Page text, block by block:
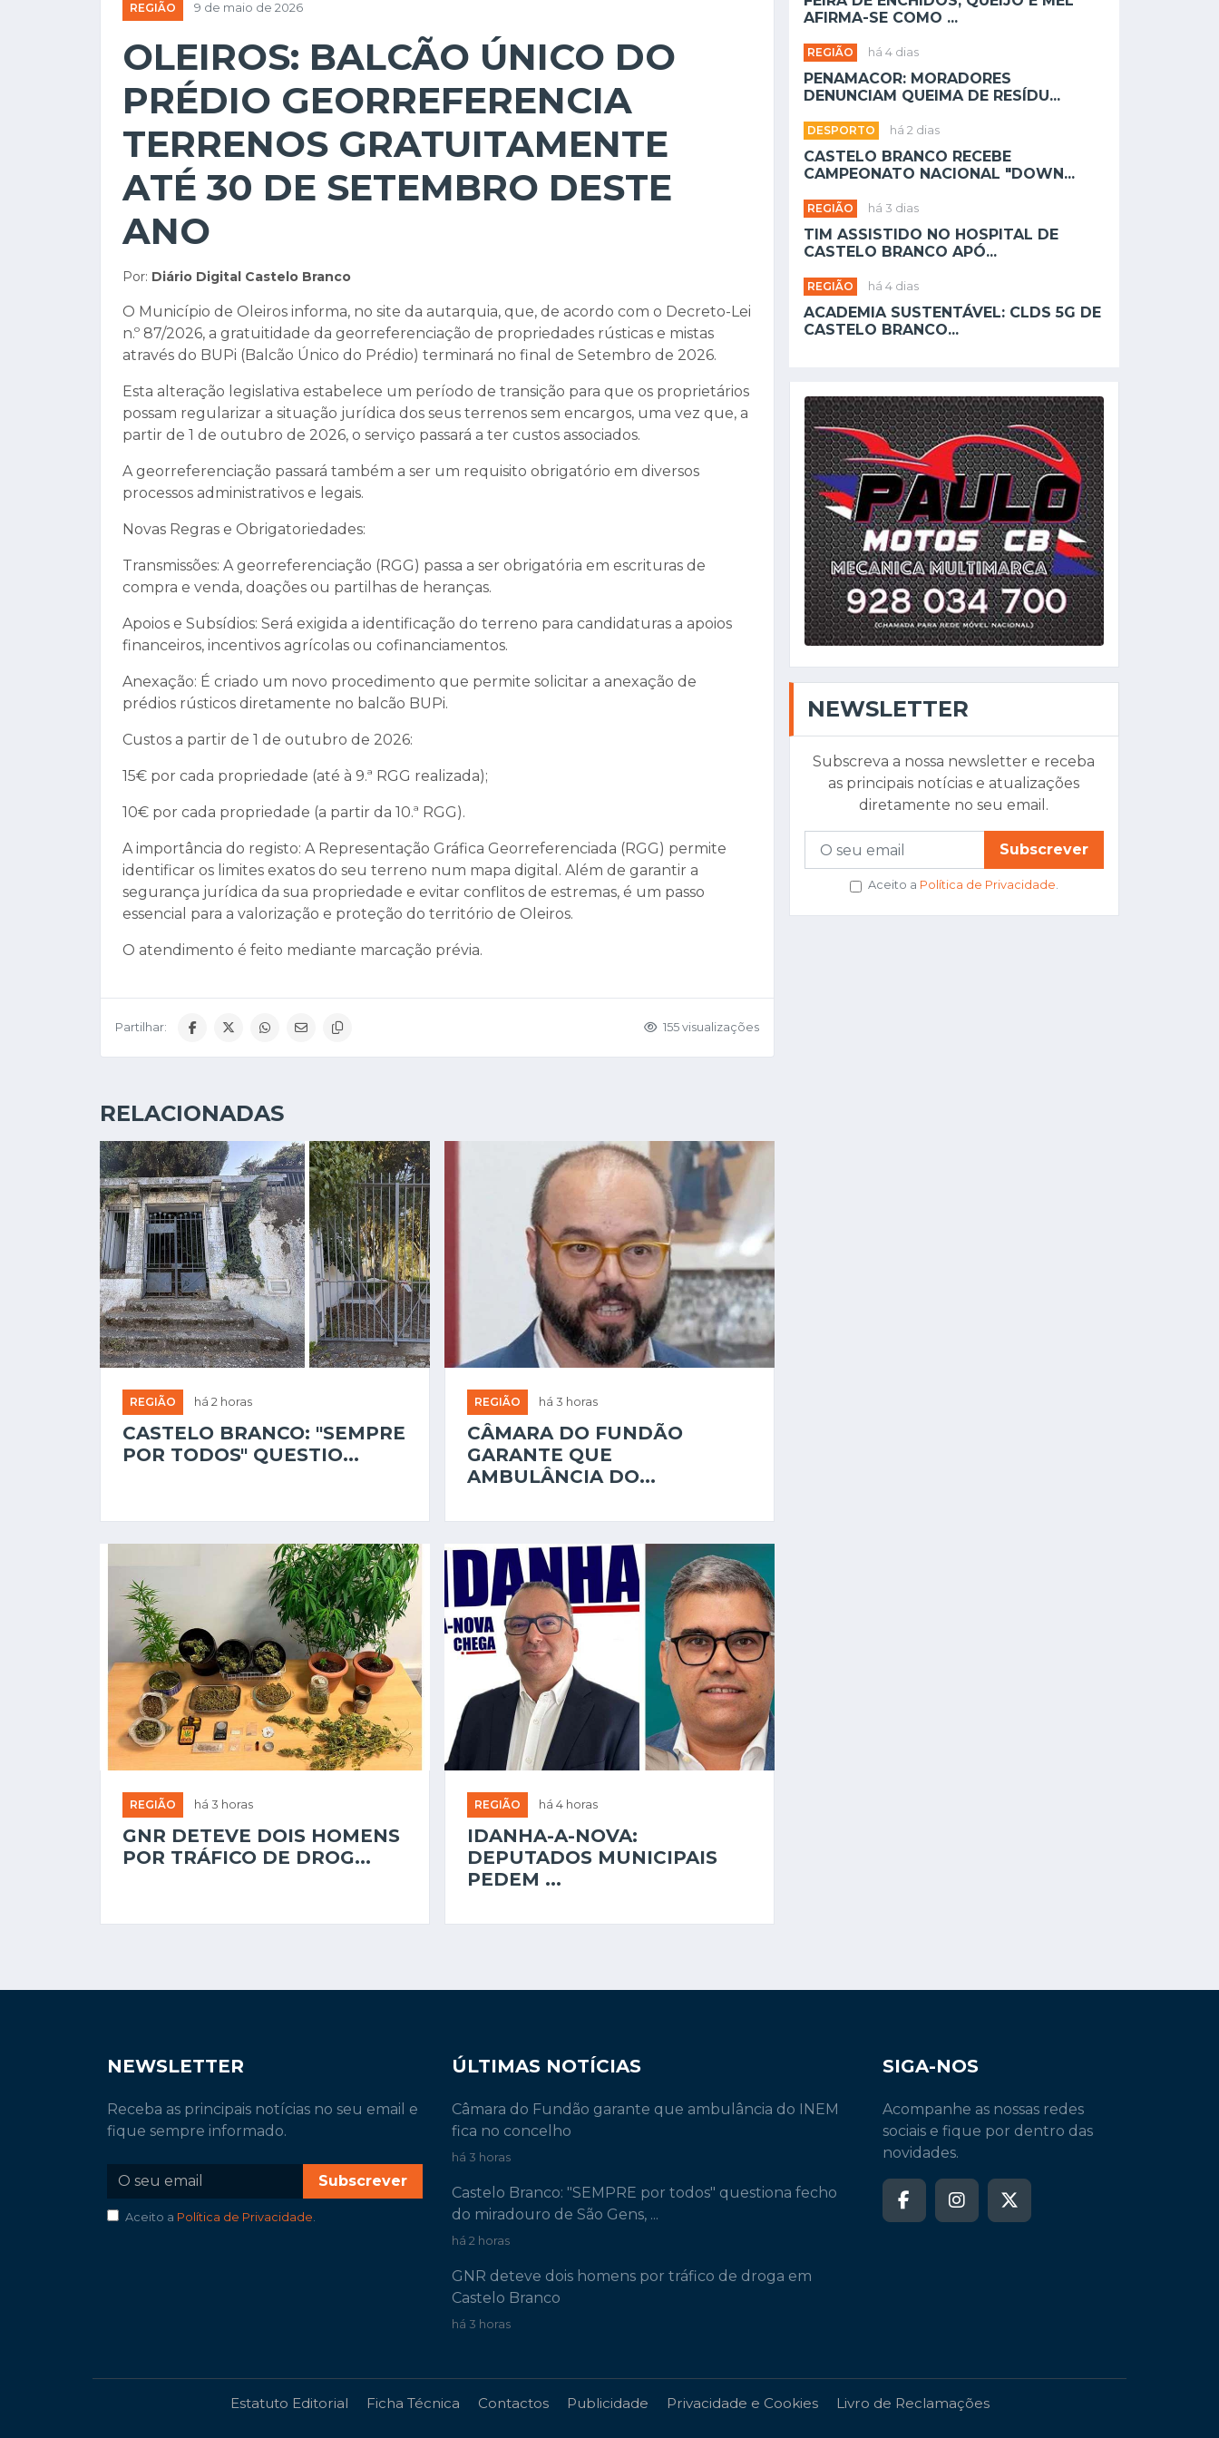
REGIÃO 9 de maio de 2026
OLEIROS: BALCÃO ÚNICO DO
PRÉDIO GEORREFERENCIA
TERRENOS GRATUITAMENTE
ATÉ 30 DE SETEMBRO DESTE
ANO
Por: Diário Digital Castelo Branco
O Município de Oleiros informa, no site da autarquia, que, de acordo com o Decreto-Lei
n.º 87/2026, a gratuitidade da georreferenciação de propriedades rústicas e mistas
através do BUPi (Balcão Único do Prédio) terminará no final de Setembro de 2026.
Esta alteração legislativa estabelece um período de transição para que os proprietários
possam regularizar a situação jurídica dos seus terrenos sem encargos, uma vez que, a
partir de 1 de outubro de 2026, o serviço passará a ter custos associados.
A georreferenciação passará também a ser um requisito obrigatório em diversos
processos administrativos e legais.
Novas Regras e Obrigatoriedades:
Transmissões: A georreferenciação (RGG) passa a ser obrigatória em escrituras de
compra e venda, doações ou partilhas de heranças.
Apoios e Subsídios: Será exigida a identificação do terreno para candidaturas a apoios
financeiros, incentivos agrícolas ou cofinanciamentos.
Anexação: É criado um novo procedimento que permite solicitar a anexação de
prédios rústicos diretamente no balcão BUPi.
Custos a partir de 1 de outubro de 2026:
15€ por cada propriedade (até à 9.ª RGG realizada);
10€ por cada propriedade (a partir da 10.ª RGG).
A importância do registo: A Representação Gráfica Georreferenciada (RGG) permite
identificar os limites exatos do seu terreno num mapa digital. Além de garantir a
segurança jurídica da sua propriedade e evitar conflitos de estremas, é um passo
essencial para a valorização e proteção do território de Oleiros.
O atendimento é feito mediante marcação prévia.
Partilhar: 155 visualizações
RELACIONADAS
REGIÃO há 2 horas
CASTELO BRANCO: "SEMPRE
POR TODOS" QUESTIO...
REGIÃO há 3 horas
CÂMARA DO FUNDÃO
GARANTE QUE
AMBULÂNCIA DO...
REGIÃO há 3 horas
GNR DETEVE DOIS HOMENS
POR TRÁFICO DE DROG...
REGIÃO há 4 horas
IDANHA-A-NOVA:
DEPUTADOS MUNICIPAIS
PEDEM ...
AFIRMA-SE COMO ...
REGIÃO há 4 dias
PENAMACOR: MORADORES
DENUNCIAM QUEIMA DE RESÍDU...
DESPORTO há 2 dias
CASTELO BRANCO RECEBE
CAMPEONATO NACIONAL "DOWN...
REGIÃO há 3 dias
TIM ASSISTIDO NO HOSPITAL DE
CASTELO BRANCO APÓ...
REGIÃO há 4 dias
ACADEMIA SUSTENTÁVEL: CLDS 5G DE
CASTELO BRANCO...
NEWSLETTER
Subscreva a nossa newsletter e receba
as principais notícias e atualizações
diretamente no seu email.
Subscrever
Aceito a Política de Privacidade.
NEWSLETTER
Receba as principais notícias no seu email e
fique sempre informado.
Subscrever
Aceito a Política de Privacidade
ÚLTIMAS NOTÍCIAS
Câmara do Fundão garante que ambulância do INEM
fica no concelho
há 3 horas
Castelo Branco: "SEMPRE por todos" questiona fecho
do miradouro de São Gens, ...
há 2 horas
GNR deteve dois homens por tráfico de droga em
Castelo Branco
há 3 horas
SIGA-NOS
Acompanhe as nossas redes
sociais e fique por dentro das
novidades.
Estatuto Editorial Ficha Técnica Contactos Publicidade Privacidade e Cookies Livro de Reclamações